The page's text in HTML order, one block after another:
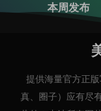
本周发布
提供海量官方正
真、圈子）应有尽